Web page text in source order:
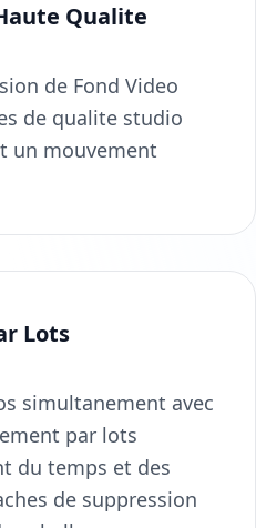
Qualite
de Fond Video
de qualite studio
un mouvement
Lots
simultanement avec
par lots
du temps et des
de suppression